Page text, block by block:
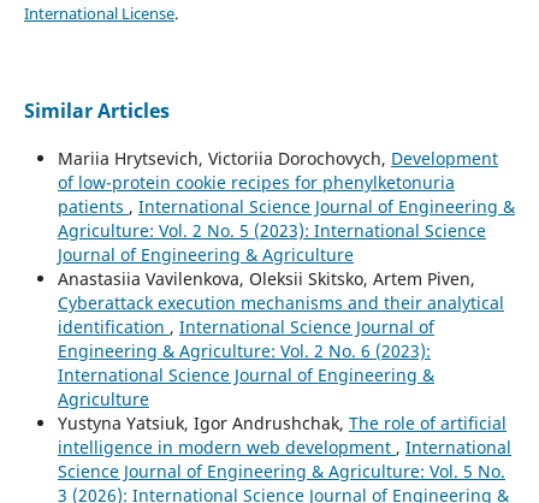
International License.
Similar Articles
Mariia Hrytsevich, Victoriia Dorochovych, Development
of low-protein cookie recipes for phenylketonuria
patients , International Science Journal of Engineering &
Agriculture: Vol. 2 No. 5 (2023): International Science
Journal of Engineering & Agriculture
Anastasiia Vavilenkova, Oleksii Skitsko, Artem Piven,
Cyberattack execution mechanisms and their analytical
identification , International Science Journal of
Engineering & Agriculture: Vol. 2 No. 6 (2023):
International Science Journal of Engineering &
Agriculture
Yustyna Yatsiuk, Igor Andrushchak, The role of artificial
intelligence in modern web development , International
Science Journal of Engineering & Agriculture: Vol. 5 No.
3 (2026): International Science Journal of Engineering &